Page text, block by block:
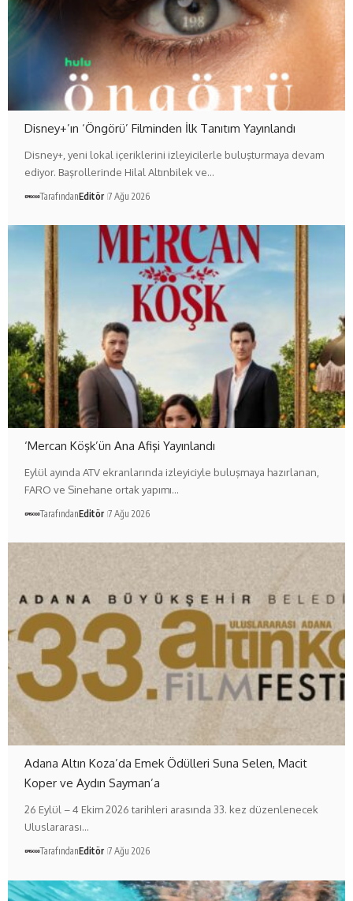
Disney+’ın ‘Öngörü’ Filminden İlk Tanıtım Yayınlandı
Disney+, yeni lokal içeriklerini izleyicilerle buluşturmaya devam
ediyor. Başrollerinde Hilal Altınbilek ve…
TarafındanEditör 7 Ağu 2026
‘Mercan Köşk’ün Ana Afişi Yayınlandı
Eylül ayında ATV ekranlarında izleyiciyle buluşmaya hazırlanan,
FARO ve Sinehane ortak yapımı…
TarafındanEditör 7 Ağu 2026
Adana Altın Koza’da Emek Ödülleri Suna Selen, Macit
Koper ve Aydın Sayman’a
26 Eylül – 4 Ekim 2026 tarihleri arasında 33. kez düzenlenecek
Uluslararası…
TarafındanEditör 7 Ağu 2026